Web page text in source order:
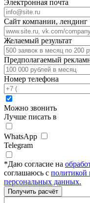
Электронная почта
Сайт компании, лендинг
Желаемый результат
Предполагаемый
Номер телефона
Можно звонить
Лучше писать в
WhatsApp
Telegram
*Даю согласие на
соглашаюсь с политикой
персональных данных.
Получить расчёт